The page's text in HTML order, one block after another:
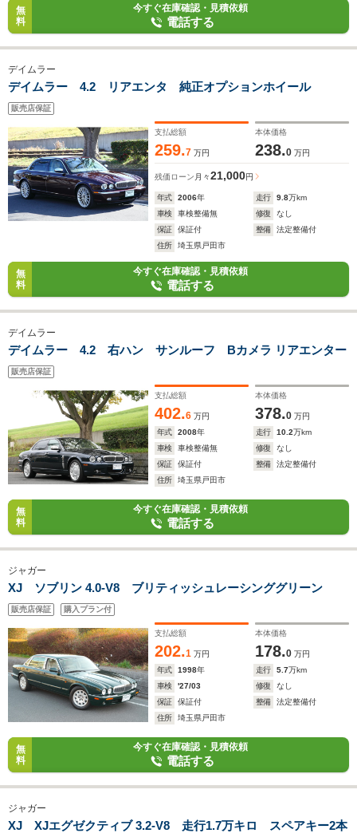
無
料
今すぐ在庫確認・見積依頼
電話する
デイムラー
デイムラー 4.2 リアエンタ 純正オプションホイール
販売店保証
支払総額
259.7 万円
本体価格
238.0 万円
残価ローン 月々21,000円
年式 2006年 走行 9.8万km
車検
車検整備無 修復
なし
保証
保証付 整備
法定整備付
住所
埼玉県戸田市
無
料
今すぐ在庫確認・見積依頼
電話する
デイムラー
デイムラー 4.2 右ハン サンルーフ Bカメラ リアエンター
販売店保証
支払総額
402.6 万円
本体価格
378.0 万円
年式
2008年 走行 10.2万km
車検
車検整備無 修復
なし
保証
保証付 整備
法定整備付
住所
埼玉県戸田市
無
料
今すぐ在庫確認・見積依頼
電話する
ジャガー
XJ ソブリン 4.0-V8 ブリティッシュレーシンググリーン
販売店保証 購入プラン付
支払総額
202.1 万円
本体価格
178.0 万円
年式
1998年 走行 5.7万km
車検
'27/03 修復
なし
保証
保証付 整備
法定整備付
住所
埼玉県戸田市
無
料
今すぐ在庫確認・見積依頼
電話する
ジャガー
XJ XJエグゼクティブ 3.2-V8 走行1.7万キロ スペアキー2本